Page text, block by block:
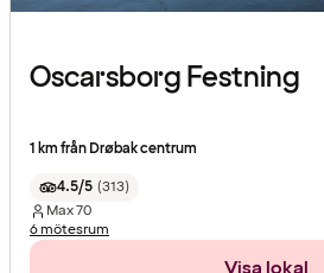
Oscarsborg Festning
1 km från Drøbak centrum
4.5/5 (313)
Max70
6 mötesrum